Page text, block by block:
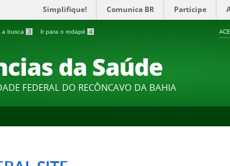
Simplifique! Comunica BR Participe
a busca 3 Ir para o rodapé 4
da Saúde
FEDERAL DO RECÔNCAVO DA BAHIA